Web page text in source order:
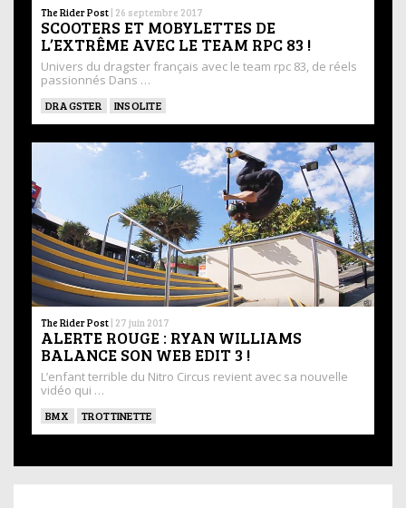
The Rider Post | 26 septembre 2017
SCOOTERS ET MOBYLETTES DE
L’EXTRÊME AVEC LE TEAM RPC 83 !
Univers du dragster français avec le team rpc 83, de réels
passionnés Dans …
DRAGSTER INSOLITE
The Rider Post | 27 juin 2017
ALERTE ROUGE : RYAN WILLIAMS
BALANCE SON WEB EDIT 3 !
L’enfant terrible du Nitro Circus revient avec sa nouvelle
vidéo qui …
BMX TROTTINETTE